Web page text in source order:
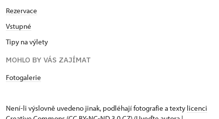
Rezervace
Vstupné
Tipy na výlety
MOHLO BY VÁS ZAJÍMAT
Fotogalerie
Není-li výslovně uvedeno jinak, podléhají fotografie a texty licenci